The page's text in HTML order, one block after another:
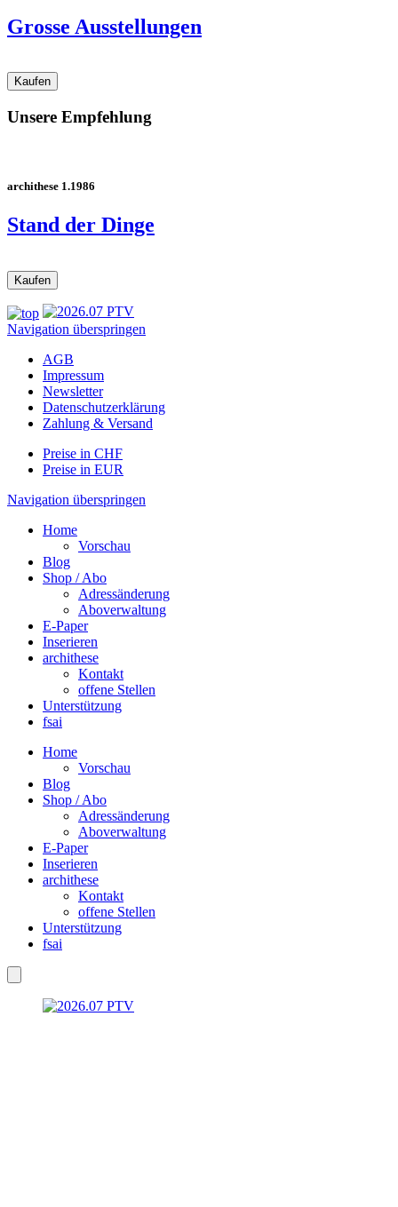
Grosse Ausstellungen
Unsere Empfehlung
archithese 1.1986
Stand der Dinge
Navigation überspringen
AGB
Impressum
Newsletter
Datenschutzerklärung
Zahlung & Versand
Preise in CHF
Preise in EUR
Navigation überspringen
Home
Vorschau
Blog
Shop / Abo
Adressänderung
Aboverwaltung
E-Paper
Inserieren
archithese
Kontakt
offene Stellen
Unterstützung
fsai
Home
Vorschau
Blog
Shop / Abo
Adressänderung
Aboverwaltung
E-Paper
Inserieren
archithese
Kontakt
offene Stellen
Unterstützung
fsai